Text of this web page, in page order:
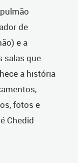
de
e a
salas que
a história
fotos e
Chedid